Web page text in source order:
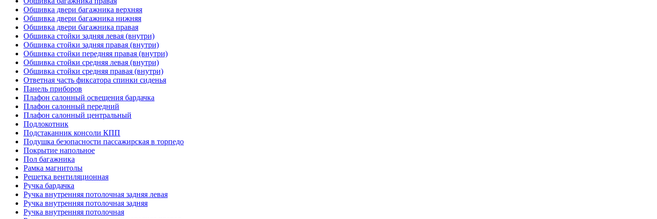
Обшивка двери багажника верхняя
Обшивка двери багажника нижняя
Обшивка двери багажника правая
Обшивка стойки задняя левая (внутри)
Обшивка стойки задняя правая (внутри)
Обшивка стойки передняя правая (внутри)
Обшивка стойки средняя левая (внутри)
Обшивка стойки средняя правая (внутри)
Ответная часть фиксатора спинки сиденья
Панель приборов
Плафон салонный освещения бардачка
Плафон салонный передний
Плафон салонный центральный
Подлокотник
Подстаканник консоли КПП
Подушка безопасности пассажирская в торпедо
Покрытие напольное
Пол багажника
Рамка магнитолы
Решетка вентиляционная
Ручка бардачка
Ручка внутренняя потолочная задняя левая
Ручка внутренняя потолочная задняя
Ручка внутренняя потолочная